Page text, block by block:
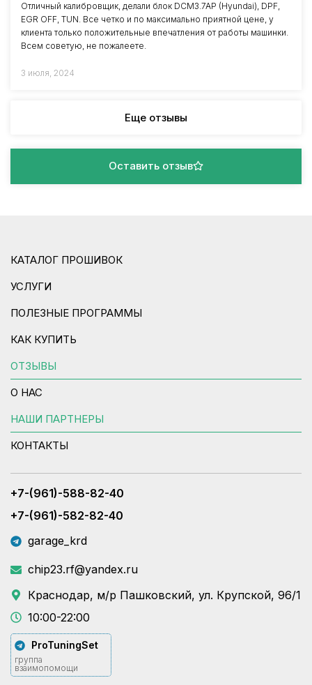
Отличный калибровщик, делали блок DCM3.7AP (Hyundai), DPF,
EGR OFF, TUN. Все четко и по максимально приятной цене, у
клиента только положительные впечатления от работы машинки.
Всем советую, не пожалеете.
3 июля, 2024
Еще отзывы
Оставить отзыв
КАТАЛОГ ПРОШИВОК
УСЛУГИ
ПОЛЕЗНЫЕ ПРОГРАММЫ
КАК КУПИТЬ
ОТЗЫВЫ
О НАС
НАШИ ПАРТНЕРЫ
КОНТАКТЫ
+7-(961)-588-82-40
+7-(961)-582-82-40
garage_krd
chip23.rf@yandex.ru
Краснодар, м/р Пашковский, ул. Крупской, 96/1
10:00-22:00
ProTuningSet
группа
взаимопомощи